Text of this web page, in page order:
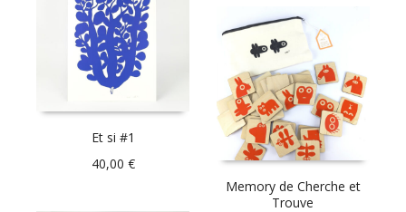
Et si #1
40,00 €
Memory de Cherche et
Trouve